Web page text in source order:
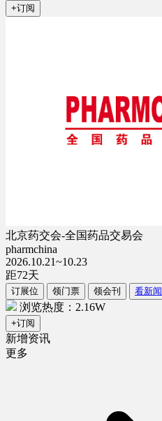
+订阅
北京药交会-全国药品交易会
pharmchina
2026.10.21~10.23
距72天
订展位 领门票 领会刊 看新闻
浏览热度：2.16W
+订阅
新增资讯
更多